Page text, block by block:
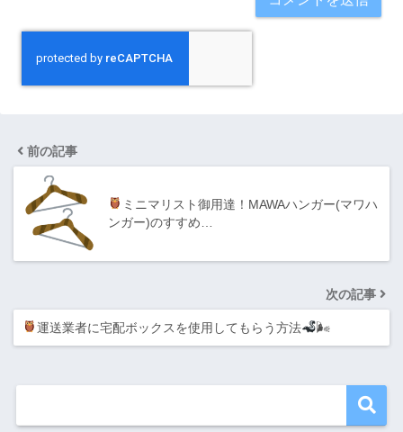
前の記事
ミニマリスト御用達！MAWAハンガー(マワハ
ンガー)のすすめ…
次の記事
運送業者に宅配ボックスを使用してもらう方法 🌬